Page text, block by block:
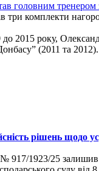
головним
три комплекти
2015 року,
(2011 та 2012).
рішень щодо
1923/25 залишив